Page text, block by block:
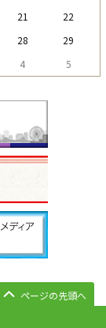
21
22
28
29
4 5
ページの先頭へ